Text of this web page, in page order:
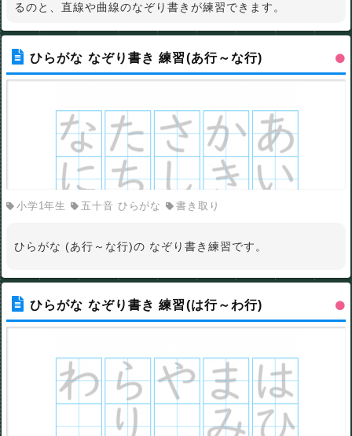
るのと、直線や曲線のなぞり書きが練習できます。
ひらがな なぞり書き 練習(あ行～な行)
小学1年生 五十音 ひらがな 書き取り
ひらがな (あ行～な行)の なぞり書き練習です。
ひらがな なぞり書き 練習(は行～わ行)